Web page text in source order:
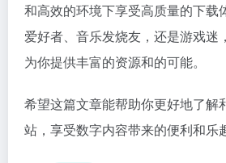
和高效的环境下享受高质量的下载
爱好者、音乐发烧友，还是游戏迷
为你提供丰富的资源和的可能。
希望这篇文章能帮助你更好地了解
站，享受数字内容带来的便利和乐